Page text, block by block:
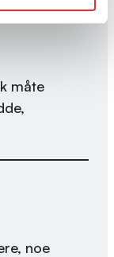
måte
noe